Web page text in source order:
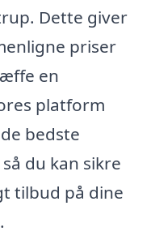
Dette giver
priser
en
platform
bedste
du kan sikre
tilbud på dine